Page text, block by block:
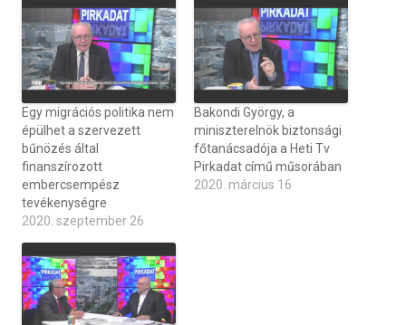
Egy migrációs politika nem
épülhet a szervezett
bűnözés által
finanszírozott
embercsempész
tevékenységre
2020. szeptember 26
Bakondi György, a
miniszterelnök biztonsági
főtanácsadója a Heti Tv
Pirkadat című műsorában
2020. március 16